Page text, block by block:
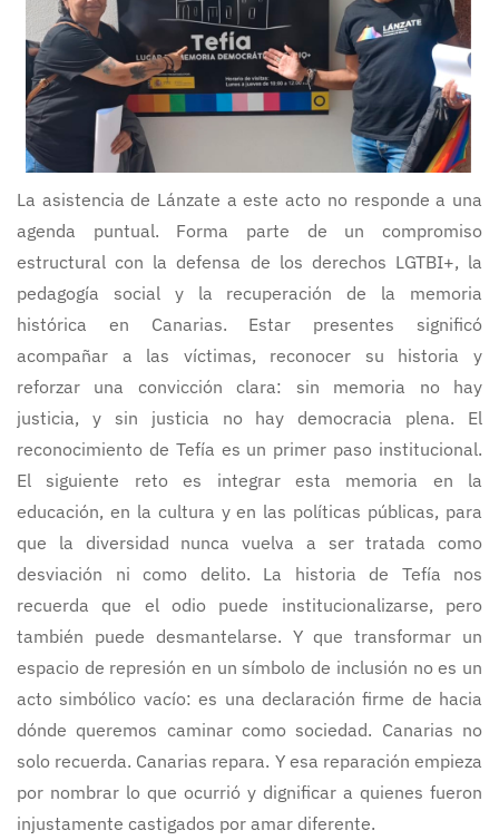
La asistencia de Lánzate a este acto no responde a una
agenda puntual. Forma parte de un compromiso
estructural con la defensa de los derechos LGTBI+, la
pedagogía social y la recuperación de la memoria
histórica en Canarias. Estar presentes significó
acompañar a las víctimas, reconocer su historia y
reforzar una convicción clara: sin memoria no hay
justicia, y sin justicia no hay democracia plena. El
reconocimiento de Tefía es un primer paso institucional.
El siguiente reto es integrar esta memoria en la
educación, en la cultura y en las políticas públicas, para
que la diversidad nunca vuelva a ser tratada como
desviación ni como delito. La historia de Tefía nos
recuerda que el odio puede institucionalizarse, pero
también puede desmantelarse. Y que transformar un
espacio de represión en un símbolo de inclusión no es un
acto simbólico vacío: es una declaración firme de hacia
dónde queremos caminar como sociedad. Canarias no
solo recuerda. Canarias repara. Y esa reparación empieza
por nombrar lo que ocurrió y dignificar a quienes fueron
injustamente castigados por amar diferente.